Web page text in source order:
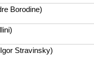
Borodine)
Stravinsky)